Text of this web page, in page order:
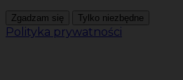
Zgadzam się Tylko niezbędne
Polityka prywatności